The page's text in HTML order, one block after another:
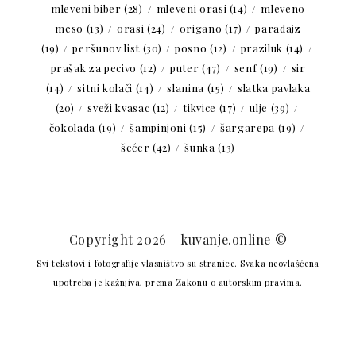
mleveni biber (28) mleveni orasi (14)
mleveno
meso (13) orasi (24) origano (17)
paradajz
(19)
peršunov list(30) posno (12) praziluk (14)
prašak za pecivo (12) puter (47) senf(19)
sir
(14)
sitni kolači (14) slanina (15)
slatka pavlaka
(20)
sveži kvasac (12) tikvice (17) ulje (39)
čokolada (19) šampinjoni (15) šargarepa (19)
šećer (42) šunka (13)
Copyright 2026 - kuvanje.online ©
Svi tekstovi i fotografije vlasništvo su stranice. Svaka neovlašćena
upotreba je kažnjiva, prema Zakonu o autorskim pravima.